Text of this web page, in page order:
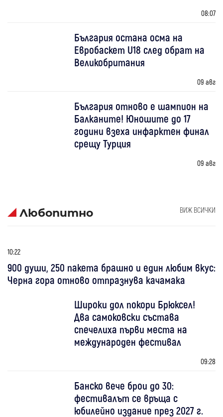
08:07
България остана осма на
Евробаскет U18 след обрат на
Великобритания
09 авг
България отново е шампион на
Балканите! Юношите до 17
години взеха инфарктен финал
срещу Турция
09 авг
Любопитно ВИЖ ВСИЧКИ
10:22
900 души, 250 пакета брашно и един любим вкус:
Черна гора отново отпразнува качамака
Широки дол покори Брюксел!
Два самоковски състава
спечелиха първи места на
международен фестивал
09:28
Банско вече брои до 30:
фестивалът се връща с
юбилейно издание през 2027 г.